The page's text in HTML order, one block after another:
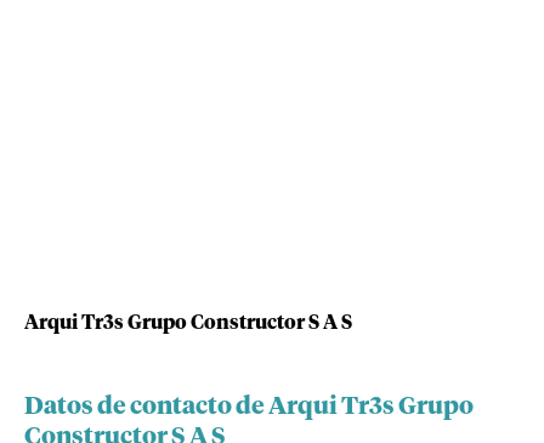
Arqui Tr3s Grupo Constructor S A S
Datos de contacto de Arqui Tr3s Grupo
Constructor S A S